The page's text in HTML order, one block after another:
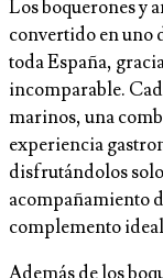
Los boquerones y
convertido en uno
toda España,
incomparable.
marinos, una
experiencia
disfrutándolos
acompañamiento
complemento